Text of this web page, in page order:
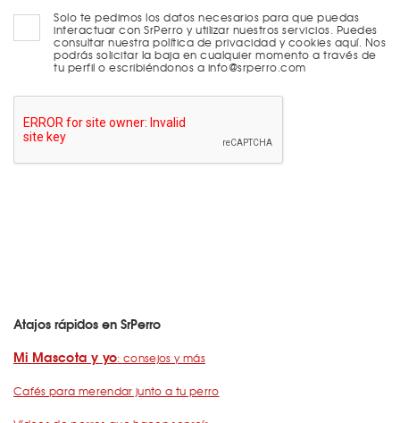
Solo te pedimos los datos necesarios para que puedas
interactuar con SrPerro y utilizar nuestros servicios. Puedes
consultar nuestra política de privacidad y cookies aquí. Nos
podrás solicitar la baja en cualquier momento a través de
tu perfil o escribiéndonos a info@srperro.com
Atajos rápidos en SrPerro
Mi Mascota y yo: consejos y más
Cafés para merendar junto a tu perro